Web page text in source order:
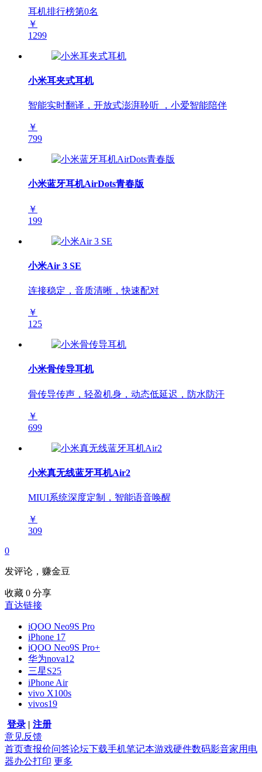
耳机排行榜第0名
￥
1299
小米耳夹式耳机
智能实时翻译，开放式澎湃聆听 ，小爱智能陪伴
￥
799
小米蓝牙耳机AirDots青春版
￥
199
小米Air 3 SE
连接稳定，音质清晰，快速配对
￥
125
小米骨传导耳机
骨传导传声，轻盈机身，动态低延迟，防水防汗
￥
699
小米真无线蓝牙耳机Air2
MIUI系统深度定制，智能语音唤醒
￥
309
0
发评论，赚金豆
收藏 0 分享
直达链接
iQOO Neo9S Pro
iPhone 17
iQOO Neo9S Pro+
华为nova12
三星S25
iPhone Air
vivo X100s
vivos19
登录 | 注册
意见反馈
首页查报价问答论坛下载手机笔记本游戏硬件数码影音家用电
器办公打印 更多